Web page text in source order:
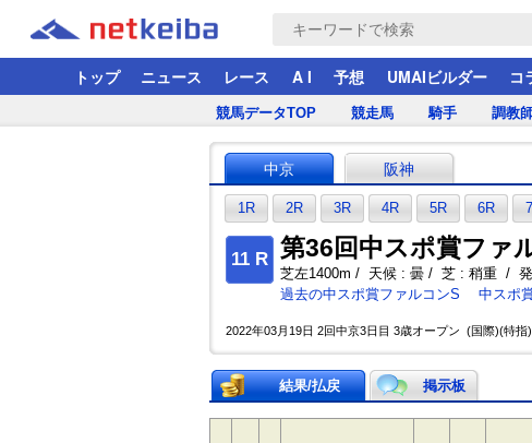
トップ ニュース レース A I 予想 UMAIビルダー コ
競馬データTOP 競走馬 騎手 調教
中京 阪神
1R 2R 3R 4R 5R 6R
11 R 第36回中スポ賞ファ
芝左1400m / 天候 : 曇 / 芝 : 稍重 /
過去の中スポ賞ファルコンS
中スポ
2022年03月19日 2回中京3日目 3歳オープン (国際)(特指
結果/払戻 掲示板